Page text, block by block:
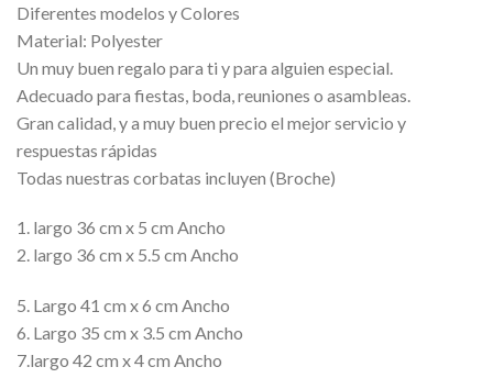
Diferentes modelos y Colores
Material: Polyester
Un muy buen regalo para ti y para alguien especial.
Adecuado para fiestas, boda, reuniones o asambleas.
Gran calidad, y a muy buen precio el mejor servicio y
respuestas rápidas
Todas nuestras corbatas incluyen (Broche)
1. largo 36 cm x 5 cm Ancho
2. largo 36 cm x 5.5 cm Ancho
5. Largo 41 cm x 6 cm Ancho
6. Largo 35 cm x 3.5 cm Ancho
7.largo 42 cm x 4 cm Ancho